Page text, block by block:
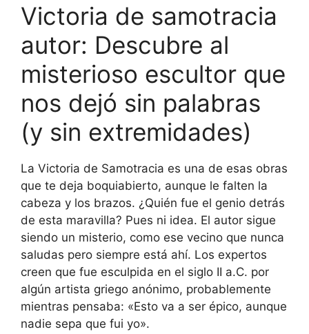
Victoria de samotracia
autor: Descubre al
misterioso escultor que
nos dejó sin palabras
(y sin extremidades)
La Victoria de Samotracia es una de esas obras
que te deja boquiabierto, aunque le falten la
cabeza y los brazos. ¿Quién fue el genio detrás
de esta maravilla? Pues ni idea. El autor sigue
siendo un misterio, como ese vecino que nunca
saludas pero siempre está ahí. Los expertos
creen que fue esculpida en el siglo II a.C. por
algún artista griego anónimo, probablemente
mientras pensaba: «Esto va a ser épico, aunque
nadie sepa que fui yo».